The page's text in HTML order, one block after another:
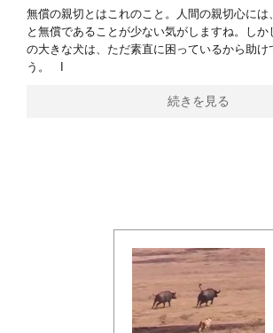
無償の親切とはこれのこと。人間の親切心には
と無償であることが少ない気がしますね。しか
の大きな犬は、ただ素直に困っているから助け
う。 I
続きを見る